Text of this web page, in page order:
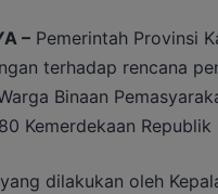
–Pemerintah Provinsi
terhadap rencana
Binaan
Kemerdekaan Republik
dilakukan oleh